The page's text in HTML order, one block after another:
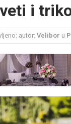
i
autor: Velibor u